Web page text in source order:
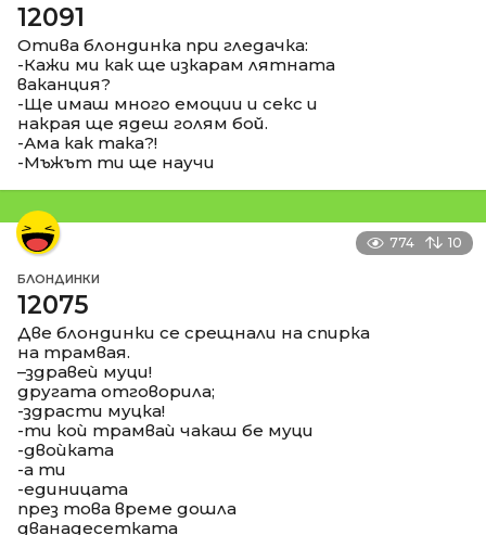
12091
Отива блондинка при гледачка:
-Кажи ми как ще изкарам лятната
ваканция?
-Ще имаш много емоции и секс и
накрая ще ядеш голям бой.
-Ама как така?!
-Мъжът ти ще научи
774 10
БЛОНДИНКИ
12075
Две блондинки се срещнали на спирка
на трамвая.
–здравеѝ муци!
другата отговорила;
-здрасти муцка!
-ти коѝ трамваѝ чакаш бе муци
-двоѝката
-а ти
-единицата
през това време дошла
дванадесетката